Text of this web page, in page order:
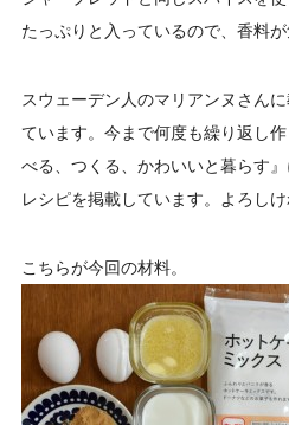
たっぷりと入っているので、香料が
スウェーデン人のマリアンヌさん
ています。今まで何度も繰り返し
べる、つくる、かわいいと暮らす
レシピを掲載しています。よろしけ
こちらが今回の材料。